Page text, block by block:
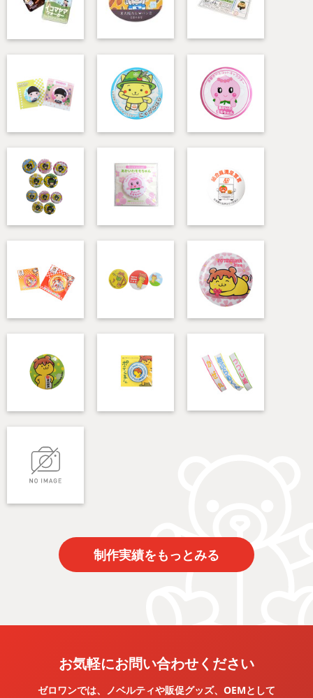
制作実績をもっとみる
お気軽にお問い合わせください
ゼロワンでは、ノベルティや販促グッズ、OEMとして